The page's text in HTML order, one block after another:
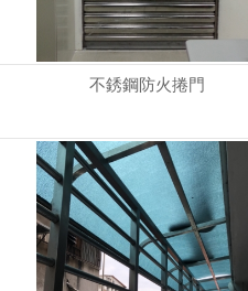
不銹鋼防火捲門